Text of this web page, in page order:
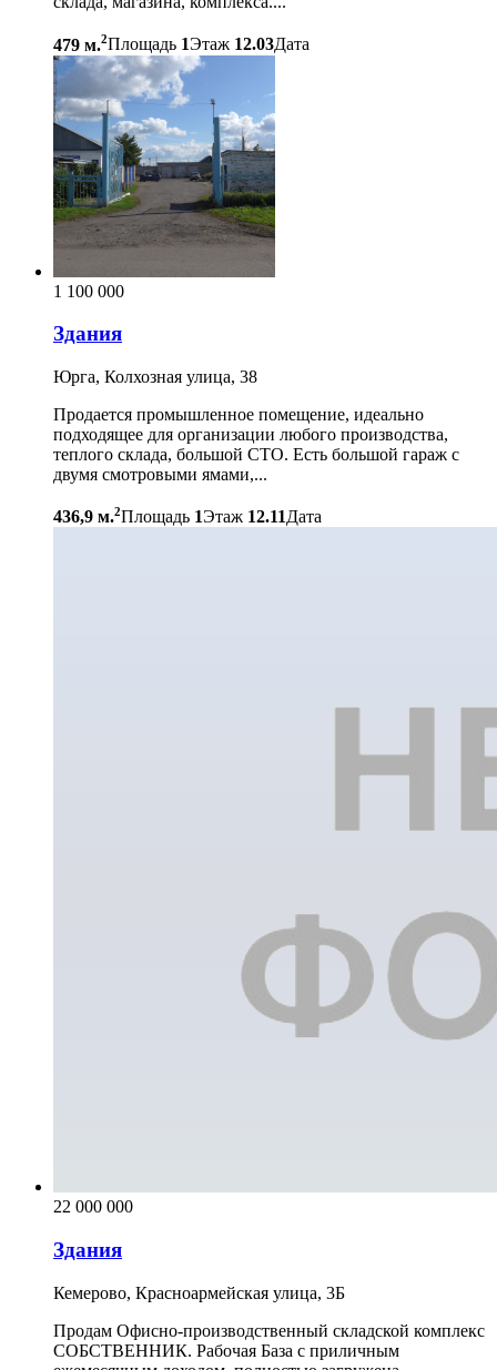
479 м.2Площадь 1Этаж 12.03Дата
1 100 000
Здания
Юрга, Колхозная улица, 38
Продается промышленное помещение, идеально
подходящее для организации любого производства,
теплого склада, большой СТО. Есть большой гараж с
двумя смотровыми ямами,...
436,9 м.2Площадь 1Этаж 12.11Дата
22 000 000
Здания
Кемерово, Красноармейская улица, 3Б
Продам Офисно-производственный складской комплекс
СОБСТВЕННИК. Рабочая База с приличным